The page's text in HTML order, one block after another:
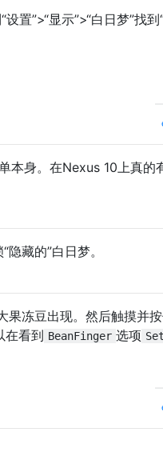
置”>“显示”>“白日梦”找到
本身。在Nexus 10上真的
藏的”白日梦。
果冻豆出现。然后触摸并
在看到 BeanFinger 选项